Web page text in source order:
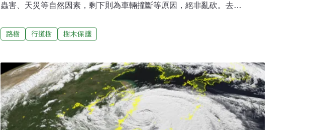
蟲害、天災等自然因素，剩下則為車輛撞斷等原因，絕非亂砍。去
移除規範，旦難保施作的實際狀況，可以透過「樹木保護人員」證照制度
來搭配落實。砍樹質疑四起 樹木怎麼修剪？有規範可循近期社群媒體上掀
路樹缺乏公開說明、也有民眾擔心炎炎夏日少了綠樹遮蔭，話題甚至延伸
到樹木抵禦無人機的國安層面。針對網友熱議的砍樹路段，台北市政府公
園處一一說明。永康社區案，該棵水黃皮感染木材腐朽菌，且醫治無效，
為避免颱風樹倒而先行處理；而民生社區個案則是樹木確診感染褐根病，
已事先公告移除原因，也為避免颱風樹倒；新和國小的兩棵樹則在4月底請
專家會勘過，也是確診感染
路樹 行道樹 樹木保護